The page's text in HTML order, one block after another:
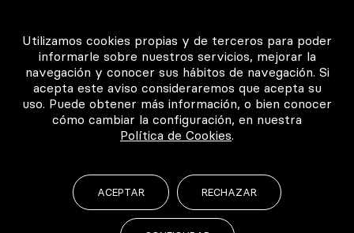
Para los profesionales
Consigue tu certificado
Intranet clínicas certificadas
Música para los pacientes
Utilizamos cookies propias y de terceros para poder
informarle sobre nuestros servicios, mejorar la
navegación y conocer sus hábitos de navegación. Si
acepta este aviso consideraremos que acepta su
uso. Puede obtener más información, o bien conocer
cómo cambiar la configuración, en nuestra
Política de Cookies.
ACEPTAR RECHAZAR